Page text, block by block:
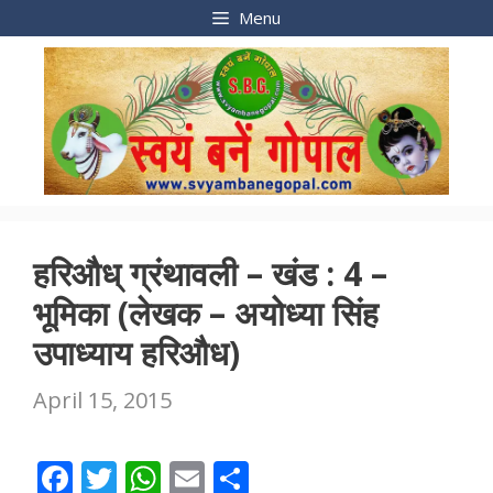
content
Menu
हरिऔध् ग्रंथावली – खंड : 4 –
भूमिका (लेखक – अयोध्या सिंह
उपाध्याय हरिऔध)
April 15, 2015
F T W E